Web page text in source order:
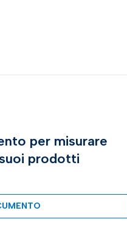
per misurare
prodotti